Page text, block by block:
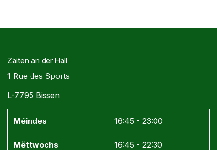
Zäiten an der Hall
1 Rue des Sports
L-7795 Bissen
Méindes 16:45 - 23:00
Mëttwochs 16:45 - 22:30